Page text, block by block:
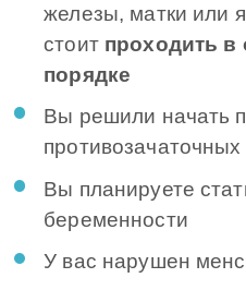
железы, матки или
стоит проходить в
порядке
Вы решили начать
противозачаточных
Вы планируете
беременности
У вас нарушен